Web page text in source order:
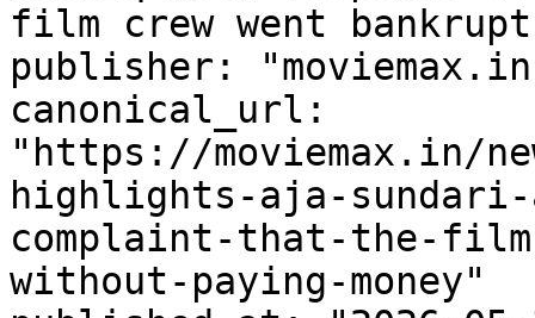
film crew went
publisher:
canonical_url:
"https://moviemax.in/
highlights-aja-sundari-
complaint-that-the-
without-paying-money"